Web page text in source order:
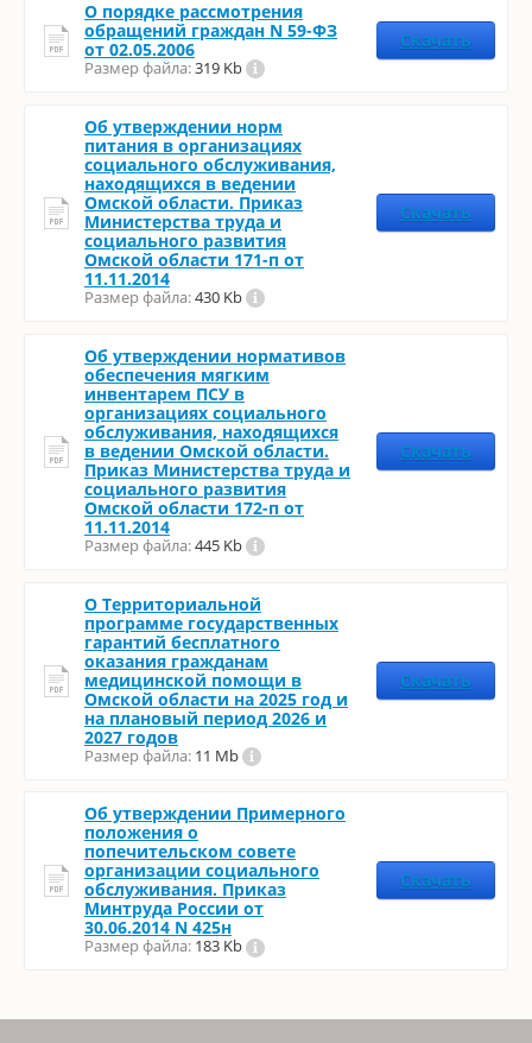
О порядке рассмотрения
обращений граждан N 59-ФЗ
от 02.05.2006
Размер файла:319 Kb
Скачать
Об утверждении норм
питания в организациях
социального обслуживания,
находящихся в ведении
Омской области. Приказ
Министерства труда и
социального развития
Омской области 171-п от
11.11.2014
Размер файла:430 Kb
Скачать
Об утверждении нормативов
обеспечения мягким
инвентарем ПСУ в
организациях социального
обслуживания, находящихся
в ведении Омской области.
Приказ Министерства труда и
социального развития
Омской области 172-п от
11.11.2014
Размер файла:445 Kb
Скачать
О Территориальной
программе государственных
гарантий бесплатного
оказания гражданам
медицинской помощи в
Омской области на 2025 год и
на плановый период 2026 и
2027 годов
Размер файла: 11 Mb
Скачать
Об утверждении Примерного
положения о
попечительском совете
организации социального
обслуживания. Приказ
Минтруда России от
30.06.2014 N 425н
Размер файла: 183 Kb
Скачать